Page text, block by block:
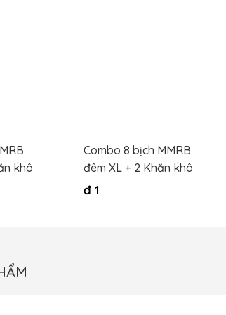
khô
Combo 8 bịch MMRB
đêm XL + 2 Khăn khô
đ 1